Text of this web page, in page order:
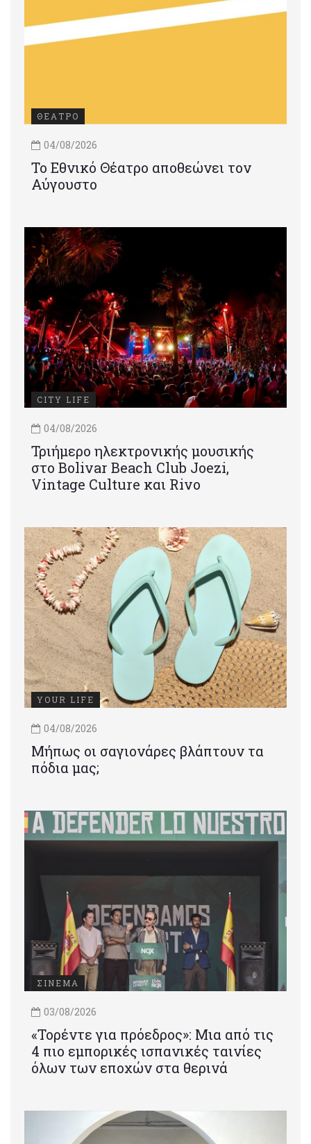
ΘΕΑΤΡΟ
04/08/2026
Το Εθνικό Θέατρο αποθεώνει τον
Αύγουστο
CITY LIFE
04/08/2026
Τριήμερο ηλεκτρονικής μουσικής
στο Bolivar Beach Club Joezi,
Vintage Culture και Rivo
YOUR LIFE
04/08/2026
Μήπως οι σαγιονάρες βλάπτουν τα
πόδια μας;
ΣΙΝΕΜΑ
03/08/2026
«Τορέντε για πρόεδρος»: Mια από τις
4 πιο εμπορικές ισπανικές ταινίες
όλων των εποχών στα θερινά